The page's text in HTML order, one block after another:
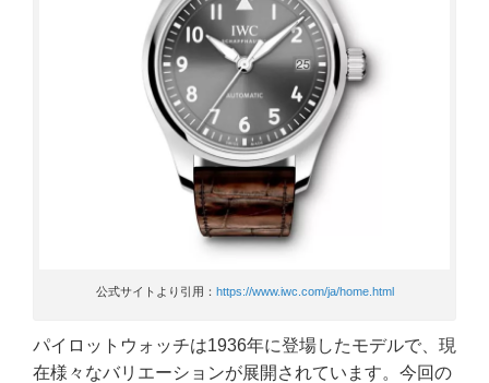
公式サイトより引用： https://www.iwc.com/ja/home.html
パイロットウォッチは1936年に登場したモデルで、現
在様々なバリエーションが展開されています。今回の